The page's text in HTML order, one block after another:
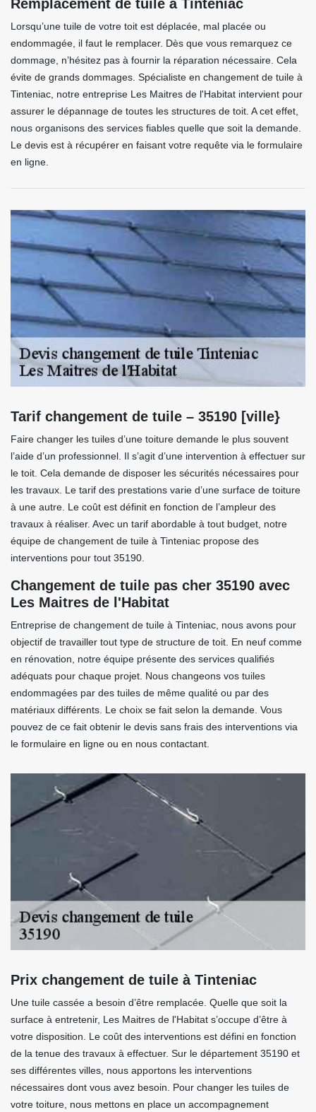
Remplacement de tuile à Tinteniac
Lorsqu’une tuile de votre toit est déplacée, mal placée ou
endommagée, il faut le remplacer. Dès que vous remarquez ce
dommage, n’hésitez pas à fournir la réparation nécessaire. Cela
évite de grands dommages. Spécialiste en changement de tuile à
Tinteniac, notre entreprise Les Maitres de l'Habitat intervient pour
assurer le dépannage de toutes les structures de toit. A cet effet,
nous organisons des services fiables quelle que soit la demande.
Le devis est à récupérer en faisant votre requête via le formulaire
en ligne.
Tarif changement de tuile – 35190 [ville}
Faire changer les tuiles d’une toiture demande le plus souvent
l’aide d’un professionnel. Il s’agit d’une intervention à effectuer sur
le toit. Cela demande de disposer les sécurités nécessaires pour
les travaux. Le tarif des prestations varie d’une surface de toiture
à une autre. Le coût est définit en fonction de l’ampleur des
travaux à réaliser. Avec un tarif abordable à tout budget, notre
équipe de changement de tuile à Tinteniac propose des
interventions pour tout 35190.
Changement de tuile pas cher 35190 avec
Les Maitres de l'Habitat
Entreprise de changement de tuile à Tinteniac, nous avons pour
objectif de travailler tout type de structure de toit. En neuf comme
en rénovation, notre équipe présente des services qualifiés
adéquats pour chaque projet. Nous changeons vos tuiles
endommagées par des tuiles de même qualité ou par des
matériaux différents. Le choix se fait selon la demande. Vous
pouvez de ce fait obtenir le devis sans frais des interventions via
le formulaire en ligne ou en nous contactant.
Prix changement de tuile à Tinteniac
Une tuile cassée a besoin d’être remplacée. Quelle que soit la
surface à entretenir, Les Maitres de l'Habitat s’occupe d’être à
votre disposition. Le coût des interventions est défini en fonction
de la tenue des travaux à effectuer. Sur le département 35190 et
ses différentes villes, nous apportons les interventions
nécessaires dont vous avez besoin. Pour changer les tuiles de
votre toiture, nous mettons en place un accompagnement